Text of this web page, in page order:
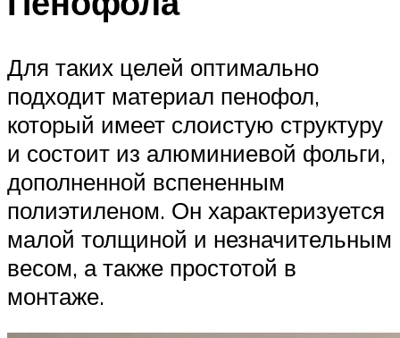
Для таких целей оптимально
подходит материал пенофол,
который имеет слоистую структуру
и состоит из алюминиевой фольги,
дополненной вспененным
полиэтиленом. Он характеризуется
малой толщиной и незначительным
весом, а также простотой в
монтаже.